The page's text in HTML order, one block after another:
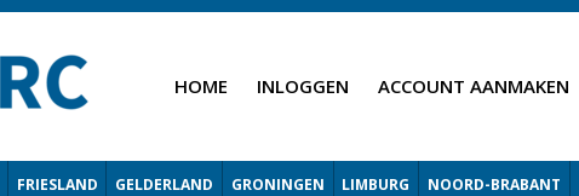
HOME INLOGGEN ACCOUNT AANMAKEN
FRIESLAND GELDERLAND GRONINGEN LIMBURG NOORD-BRABANT